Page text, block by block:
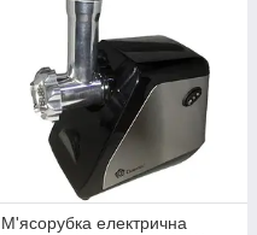
М'ясорубка електрична